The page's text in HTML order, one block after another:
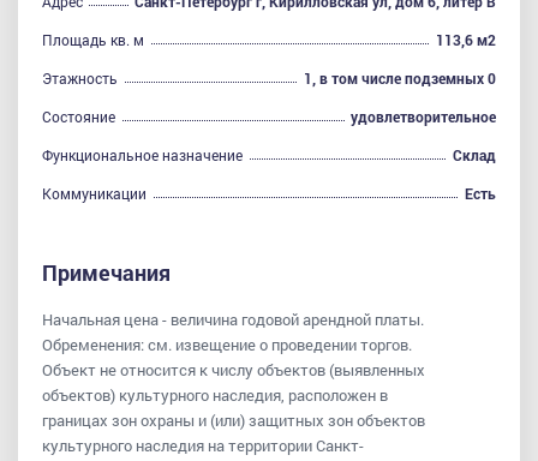
Площадь кв. м
113,6 м2
Этажность
1, в том числе подземных 0
Состояние
удовлетворительное
Функциональное назначение
Склад
Коммуникации
Есть
Примечания
Начальная цена - величина годовой арендной платы.
Обременения: см. извещение о проведении торгов.
Объект не относится к числу объектов (выявленных
объектов) культурного наследия, расположен в
границах зон охраны и (или) защитных зон объектов
культурного наследия на территории Санкт-